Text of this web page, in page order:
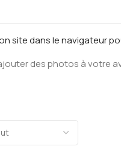
site dans le navigateur
des photos à votre